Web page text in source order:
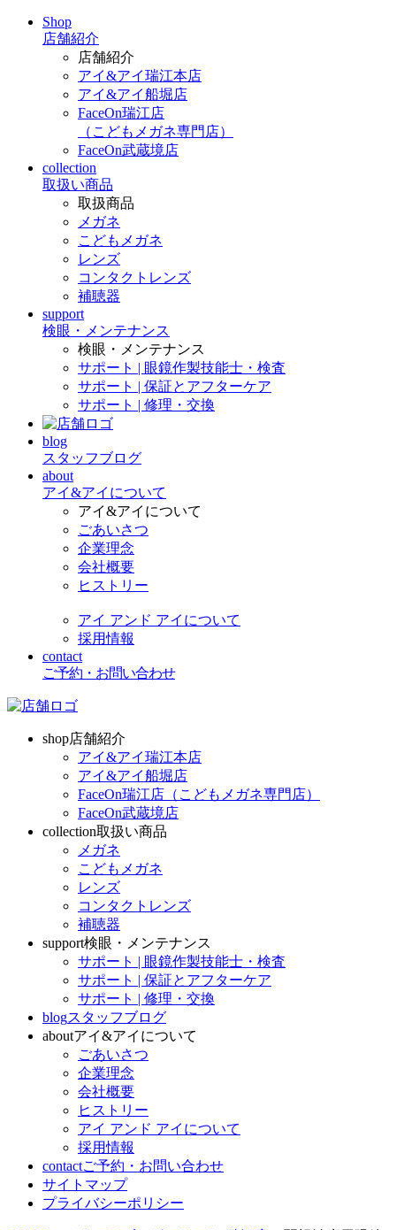
Shop
店舗紹介
店舗紹介
アイ&アイ瑞江本店
アイ&アイ船堀店
FaceOn瑞江店
（こどもメガネ専門店）
FaceOn武蔵境店
collection
取扱い商品
取扱商品
メガネ
こどもメガネ
レンズ
コンタクトレンズ
補聴器
support
検眼・メンテナンス
検眼・メンテナンス
サポート | 眼鏡作製技能士・検査
サポート | 保証とアフターケア
サポート | 修理・交換
blog
スタッフブログ
about
アイ&アイについて
アイ&アイについて
ごあいさつ
企業理念
会社概要
ヒストリー
アイ アンド アイについて
採用情報
contact
ご予約・お問い合わせ
shop店舗紹介
アイ&アイ瑞江本店
アイ&アイ船堀店
FaceOn瑞江店（こどもメガネ専門店）
FaceOn武蔵境店
collection取扱い商品
メガネ
こどもメガネ
レンズ
コンタクトレンズ
補聴器
support検眼・メンテナンス
サポート | 眼鏡作製技能士・検査
サポート | 保証とアフターケア
サポート | 修理・交換
blogスタッフブログ
aboutアイ&アイについて
ごあいさつ
企業理念
会社概要
ヒストリー
アイ アンド アイについて
採用情報
contactご予約・お問い合わせ
サイトマップ
プライバシーポリシー